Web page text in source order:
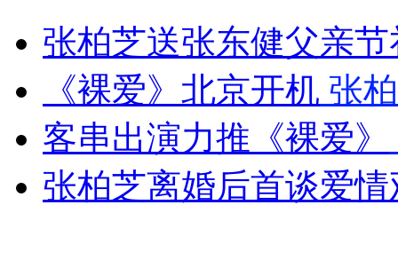
山西运城恶犬咬伤多人 警民合力深夜将其击毙
女孩北京地铁殴打老人 痛下狠手拳打脚踢
无痛分娩是否安全 医生回应
张柏芝送张东健父亲
《裸爱》北京开机 张
客串出演力推《裸爱》
张柏芝离婚后首谈爱情